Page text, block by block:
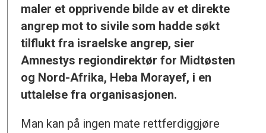
maler et opprivende bilde av et direkte
angrep mot to sivile som hadde søkt
tilflukt fra israelske angrep, sier
Amnestys regiondirektør for Midtøsten
og Nord-Afrika, Heba Morayef, i en
uttalelse fra organisasjonen.
Man kan på ingen mate rettferdiggjøre